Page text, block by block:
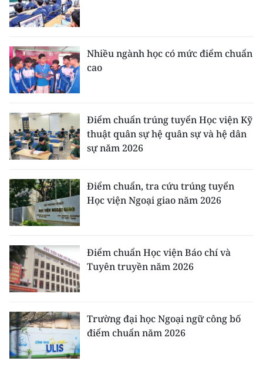
Nhiều ngành học có mức điểm chuẩn
cao
Điểm chuẩn trúng tuyển Học viện Kỹ
thuật quân sự hệ quân sự và hệ dân
sự năm 2026
Điểm chuẩn, tra cứu trúng tuyển
Học viện Ngoại giao năm 2026
Điểm chuẩn Học viện Báo chí và
Tuyên truyền năm 2026
Trường đại học Ngoại ngữ công bố
điểm chuẩn năm 2026